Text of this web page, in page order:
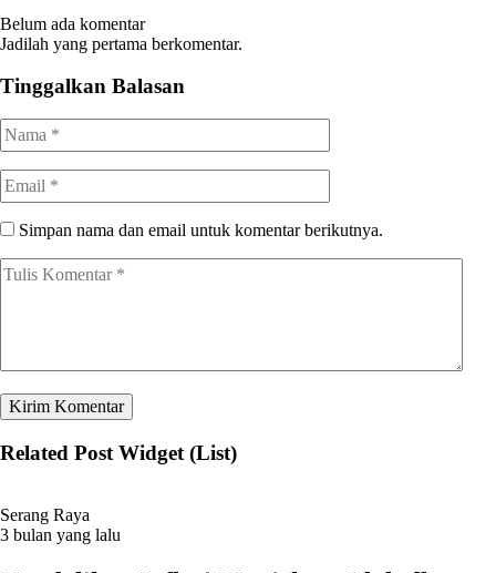
Belum ada komentar
Jadilah yang pertama berkomentar.
Tinggalkan Balasan
Simpan nama dan email untuk komentar berikutnya.
Related Post Widget (List)
Serang Raya
3 bulan yang lalu